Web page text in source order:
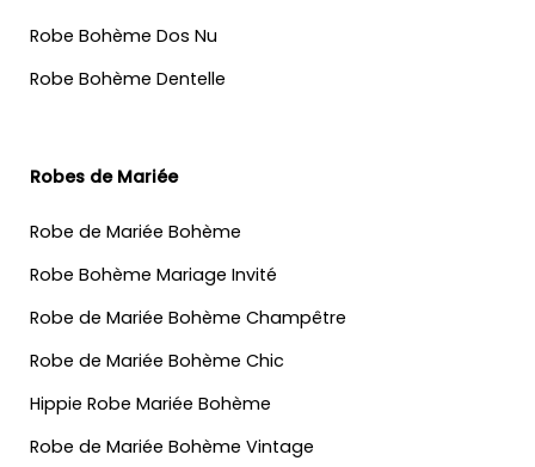
Robe Bohème Dos Nu
Robe Bohème Dentelle
Robes de Mariée
Robe de Mariée Bohème
Robe Bohème Mariage Invité
Robe de Mariée Bohème Champêtre
Robe de Mariée Bohème Chic
Hippie Robe Mariée Bohème
Robe de Mariée Bohème Vintage